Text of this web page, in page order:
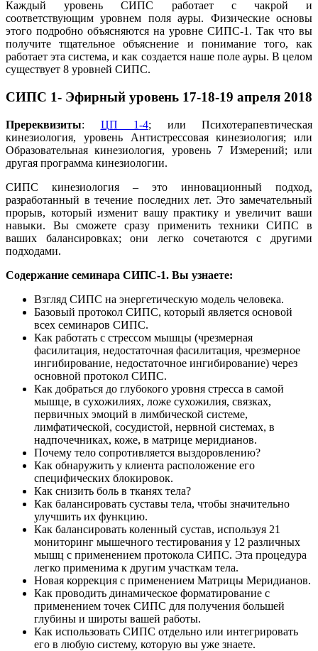
Каждый уровень СИПС работает с чакрой и
соответствующим уровнем поля ауры. Физические основы
этого подробно объясняются на уровне СИПС-1. Так что вы
получите тщательное объяснение и понимание того, как
работает эта система, и как создается наше поле ауры. В целом
существует 8 уровней СИПС.
СИПС 1- Эфирный уровень 17-18-19 апреля 2018
Пререквизиты: ЦП 1-4; или Психотерапевтическая
кинезиология, уровень Антистрессовая кинезиология; или
Образовательная кинезиология, уровень 7 Измерений; или
другая программа кинезиологии.
СИПС кинезиология – это инновационный подход,
разработанный в течение последних лет. Это замечательный
прорыв, который изменит вашу практику и увеличит ваши
навыки. Вы сможете сразу применить техники СИПС в
ваших балансировках; они легко сочетаются с другими
подходами.
Содержание семинара СИПС-1. Вы узнаете:
Взгляд СИПС на энергетическую модель человека.
Базовый протокол СИПС, который является основой
всех семинаров СИПС.
Как работать с стрессом мышцы (чрезмерная
фасилитация, недостаточная фасилитация, чрезмерное
ингибирование, недостаточное ингибирование) через
основной протокол СИПС.
Как добраться до глубокого уровня стресса в самой
мышце, в сухожилиях, ложе сухожилия, связках,
первичных эмоций в лимбической системе,
лимфатической, сосудистой, нервной системах, в
надпочечниках, коже, в матрице меридианов.
Почему тело сопротивляется выздоровлению?
Как обнаружить у клиента расположение его
специфических блокировок.
Как снизить боль в тканях тела?
Как балансировать суставы тела, чтобы значительно
улучшить их функцию.
Как балансировать коленный сустав, используя 21
мониторинг мышечного тестирования у 12 различных
мышц с применением протокола СИПС. Эта процедура
легко применима к другим участкам тела.
Новая коррекция с применением Матрицы Меридианов.
Как проводить динамическое форматирование с
применением точек СИПС для получения большей
глубины и широты вашей работы.
Как использовать СИПС отдельно или интегрировать
его в любую систему, которую вы уже знаете.